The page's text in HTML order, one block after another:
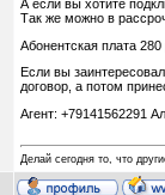
А если вы хотите
Так же можно в
Абонентская плата
Если вы
договор, а потом
Агент: +79141562291
Делай сегодня то, что